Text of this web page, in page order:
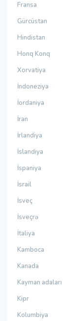
Fransa
Gürcüstan
Hindistan
Honq Konq
Xorvatiya
İndoneziya
İordaniya
İran
İrlandiya
İslandiya
İspaniya
İsrail
İsveç
İsveçrə
İtaliya
Kamboca
Kanada
Kayman adaları
Kipr
Kolumbiya